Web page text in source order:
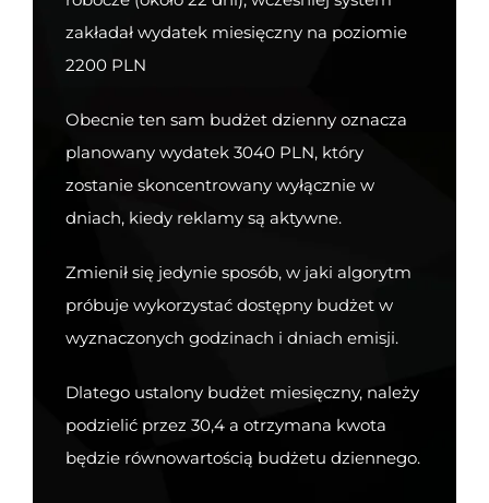
zakładał wydatek miesięczny na poziomie
2200 PLN
Obecnie ten sam budżet dzienny oznacza
planowany wydatek 3040 PLN, który
zostanie skoncentrowany wyłącznie w
dniach, kiedy reklamy są aktywne.
Zmienił się jedynie sposób, w jaki algorytm
próbuje wykorzystać dostępny budżet w
wyznaczonych godzinach i dniach emisji.
Dlatego ustalony budżet miesięczny, należy
podzielić przez 30,4 a otrzymana kwota
będzie równowartością budżetu dziennego.